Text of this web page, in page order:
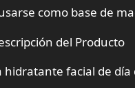
como base de
del Producto
hidratante facial de día